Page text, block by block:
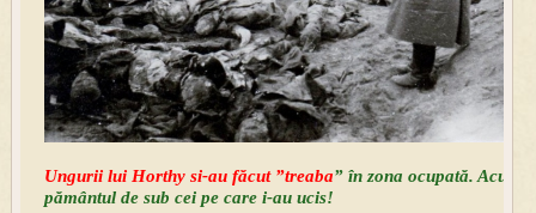
Ungurii lui Horthy si-au făcut ”treaba” în zona ocupată. Acum
pământul de sub cei pe care i-au ucis!